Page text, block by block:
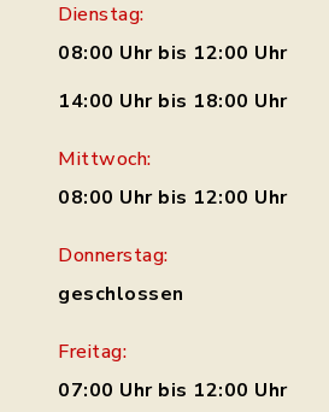
Dienstag:
08:00 Uhr bis 12:00 Uhr
14:00 Uhr bis 18:00 Uhr
Mittwoch:
08:00 Uhr bis 12:00 Uhr
Donnerstag:
geschlossen
Freitag:
07:00 Uhr bis 12:00 Uhr